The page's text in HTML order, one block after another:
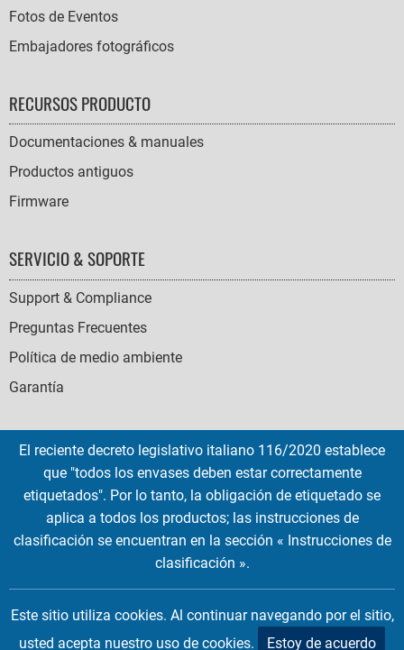
Fotos de Eventos
Embajadores fotográficos
RECURSOS PRODUCTO
Documentaciones & manuales
Productos antiguos
Firmware
SERVICIO & SOPORTE
Support & Compliance
Preguntas Frecuentes
Política de medio ambiente
Garantía
SOCIAL
ICONS
English French Deutsch Italian Español
Copyright © 2026 EMTEC, All rights reserved.
EMTEC® IS A REGISTERED TRADEMARK OF THE DEXXON GROUP.
El reciente decreto legislativo italiano 116/2020 establece
que "todos los envases deben estar correctamente
etiquetados". Por lo tanto, la obligación de etiquetado se
aplica a todos los productos; las instrucciones de
clasificación se encuentran en la sección « Instrucciones de
clasificación ».
Este sitio utiliza cookies. Al continuar navegando por el sitio,
usted acepta nuestro uso de cookies.
Estoy de acuerdo